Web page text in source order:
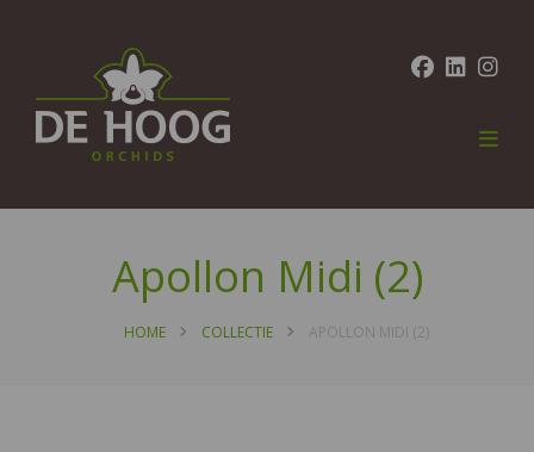
Apollon Midi (2)
HOME COLLECTIE APOLLON MIDI (2)